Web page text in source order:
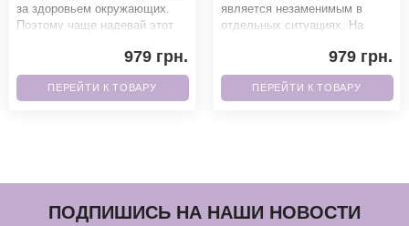
за здоровьем окружающих.
Поэтому чаще надевай этот
979 грн.
ПЕРЕЙТИ К ТОВАРУ
является незаменимым в
отдельных ситуациях. На
обязательно надень. Б979 грн.
ПЕРЕЙТИ К ТОВАРУ
ПОДПИШИСЬ НА НАШИ НОВОСТИ